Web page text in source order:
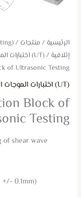
الرئيسية /منتجات /
إتلافية /(UT) اختبارات الموجات الصوتية
of Ultrasonic Testing
(UT) اختبارات الموجات الصوتية
Block of
Testing
of shear wave
+/- 0.1mm)